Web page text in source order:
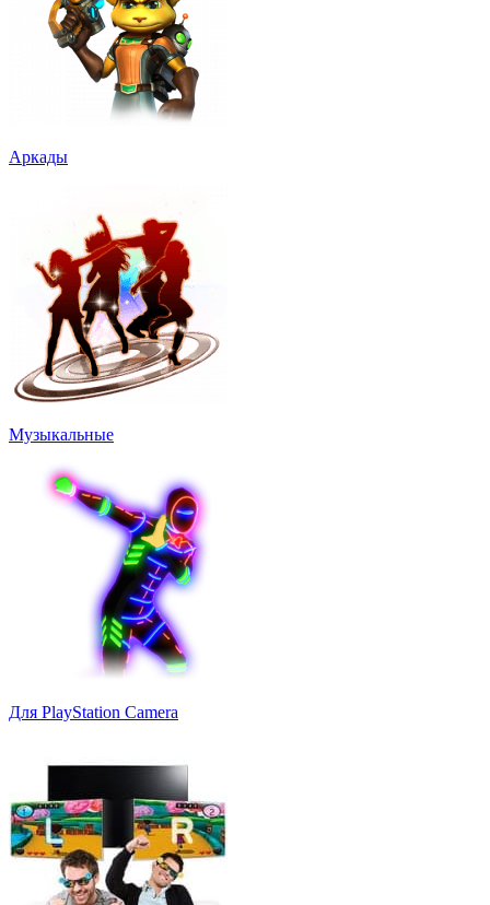
Аркады
Музыкальные
Для PlayStation Camera